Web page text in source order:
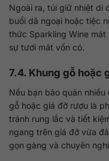
Ngoài ra, túi giữ nhiệt di
buổi dã ngoại hoặc tiệc
thức Sparkling Wine
sự tươi mát vốn có.
7.4. Khung gỗ hoặc
Nếu bạn bảo quản
gỗ hoặc giá đỡ rượu là
tránh rung lắc và tiết
ngang trên giá đỡ vừa
gọn gàng và chuyên